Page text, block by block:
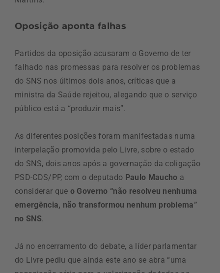
Oposição aponta falhas
Partidos da oposição acusaram o Governo de ter
falhado nas promessas para resolver os problemas
do SNS nos últimos dois anos, críticas que a
ministra da Saúde rejeitou, alegando que o serviço
público está a “produzir mais”.
As diferentes posições foram manifestadas numa
interpelação promovida pelo Livre, sobre o estado
do SNS, dois anos após a governação da coligação
PSD-CDS/PP, com o deputado Paulo Maucho a
considerar que o Governo “não resolveu nenhuma
emergência, não transformou nenhum problema”
no SNS.
Já no encerramento do debate, a líder parlamentar
do Livre pediu que ainda este ano se abra “uma